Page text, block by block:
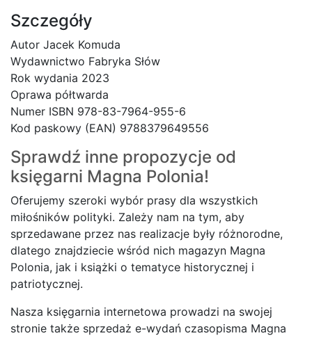
Szczegóły
Autor Jacek Komuda
Wydawnictwo Fabryka Słów
Rok wydania 2023
Oprawa półtwarda
Numer ISBN 978-83-7964-955-6
Kod paskowy (EAN) 9788379649556
Sprawdź inne propozycje od
księgarni Magna Polonia!
Oferujemy szeroki wybór prasy dla wszystkich
miłośników polityki. Zależy nam na tym, aby
sprzedawane przez nas realizacje były różnorodne,
dlatego znajdziecie wśród nich magazyn Magna
Polonia, jak i książki o tematyce historycznej i
patriotycznej.
Nasza księgarnia internetowa prowadzi na swojej
stronie także sprzedaż e-wydań czasopisma Magna